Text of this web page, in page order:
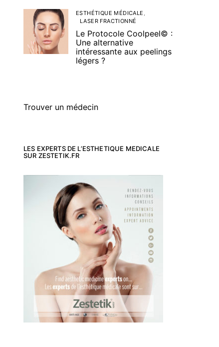
ESTHÉTIQUE MÉDICALE
LASER FRACTIONNÉ
Le Protocole Coolpeel© :
Une alternative
intéressante aux peelings
légers ?
Trouver un médecin
LES EXPERTS DE L’ESTHETIQUE MEDICALE
SUR ZESTETIK.FR